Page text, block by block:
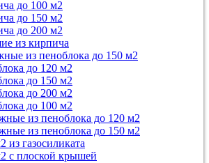
до 100 м2
до 150 м2
до 200 м2
из кирпича
из пеноблока до 150 м2
до 120 м2
до 150 м2
до 200 м2
до 100 м2
из пеноблока до 120 м2
из пеноблока до 150 м2
из газосиликата
с плоской крышей